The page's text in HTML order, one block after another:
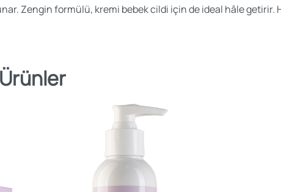
Zengin formülü, kremi bebek cildi için de ideal hâle getirir.